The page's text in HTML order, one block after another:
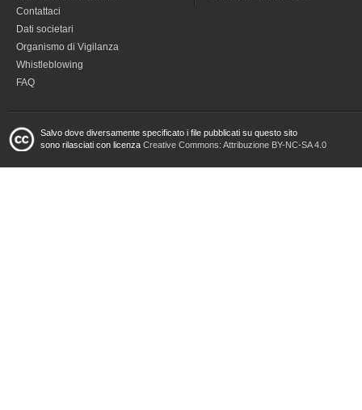
Contattaci
Dati societari
Organismo di Vigilanza
Whistleblowing
FAQ
Salvo dove diversamente specificato i file pubblicati su questo sito
sono rilasciati con licenza Creative Commons: Attribuzione BY-NC-SA 4.0